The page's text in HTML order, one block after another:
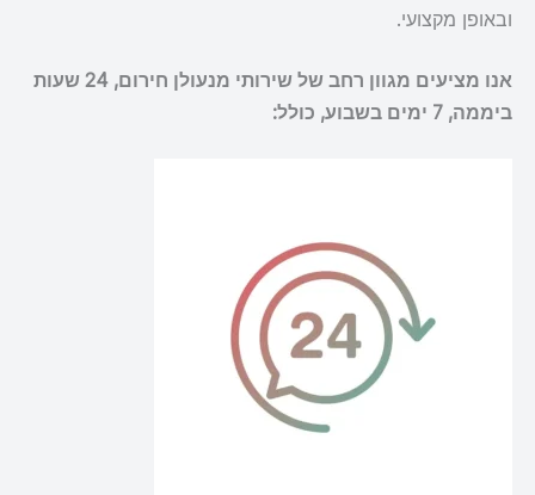
ובאופן מקצועי.
אנו מציעים מגוון רחב של שירותי מנעולן חירום, 24 שעות
ביממה, 7 ימים בשבוע, כולל: